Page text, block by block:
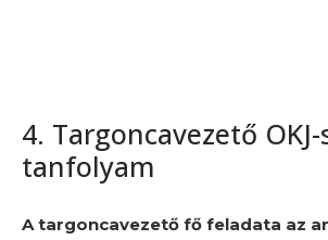
4. Targoncavezető OKJ-
tanfolyam
A targoncavezető fő feladata az